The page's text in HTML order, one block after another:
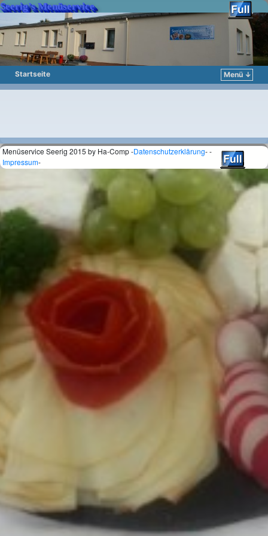
Seerig’s Menüservice
Startseite
Menü ↓
Zum Inhalt wechseln
Zum sekundären Inhalt wechseln
Menüservice Seerig 2015 by Ha-Comp -Datenschutzerklärung- -
Impressum-